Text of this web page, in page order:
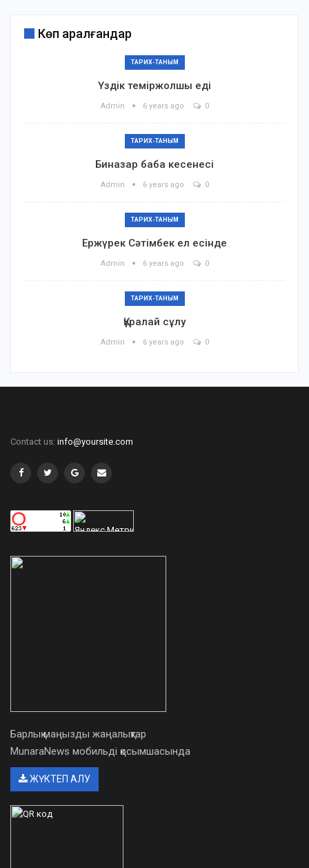
Көп қаралғандар
ТАРИХ-ТАНЫМ
Үздік теміржолшы еді
Admin 6 years ago 0
ТАРИХ-ТАНЫМ
Биназар баба кесенесі
Admin 6 years ago 0
ТАРИХ-ТАНЫМ
Ержүрек Сәтімбек ел есінде
Admin 6 years ago 0
ТАРИХ-ТАНЫМ
Құралай сұлу
Admin 6 years ago 0
Contact us: info@yoursite.com
Барлық маңызды жаңалықтар
MunaraNews мобильді қосымшасында
ЖҮКТЕП АЛУ